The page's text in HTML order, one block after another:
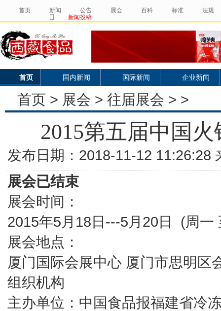
首页 新闻 公告 展会 百科 标准
法规
新闻投稿
首页 国内新闻 国际新闻 企业新闻
首页 > 展会 > 往届展会 > >
2015第五届中国
发布日期：2018-11-12 11:26:28
展会已结束
展会时间：
2015年5月18日---5月20日 (周
展会地点：
厦门国际会展中心 厦门市思明
组织机构
主办单位：中国食品报福建省冷